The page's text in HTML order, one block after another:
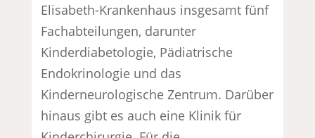
Elisabeth-Krankenhaus insgesamt fünf
Fachabteilungen, darunter
Kinderdiabetologie, Pädiatrische
Endokrinologie und das
Kinderneurologische Zentrum. Darüber
hinaus gibt es auch eine Klinik für